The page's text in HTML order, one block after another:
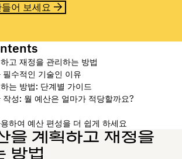
어 보세요
고 재정을 관리하는 방법
수적인 기술인 이유
는 방법: 단계별 가이드
작성: 월 예산은 얼마가 적당할까요?
하여 예산 편성을 더 쉽게 하세요
을 계획하고 재정을
방법